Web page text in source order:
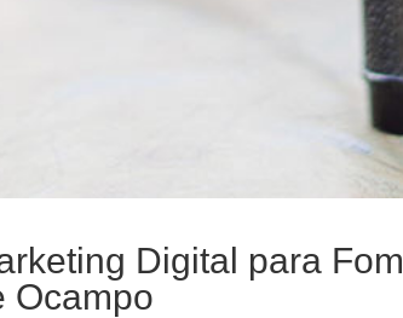
Digital para
Ocampo